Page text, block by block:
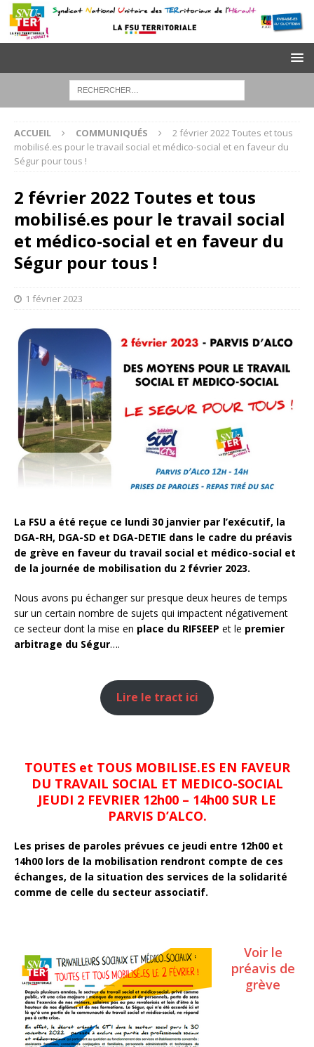
ACCUEIL COMMUNIQUÉS
2 février 2022 Toutes et tous
mobilisé.es pour le travail social et médico-social et en faveur du
Ségur pour tous !
2 février 2022 Toutes et tous
mobilisé.es pour le travail social
et médico-social et en faveur du
Ségur pour tous !
1 février 2023
La FSU a été reçue ce lundi 30 janvier par l’exécutif, la
DGA-RH, DGA-SD et DGA-DETIE dans le cadre du préavis
de grève en faveur du travail social et médico-social et
de la journée de mobilisation du 2 février 2023.
Nous avons pu échanger sur presque deux heures de temps
sur un certain nombre de sujets qui impactent négativement
ce secteur dont la mise en place du RIFSEEP et le premier
arbitrage du Ségur….
Lire le tract ici
TOUTES et TOUS MOBILISE.ES EN FAVEUR
DU TRAVAIL SOCIAL ET MEDICO-SOCIAL
JEUDI 2 FEVRIER 12h00 – 14h00 SUR LE
PARVIS D’ALCO.
Les prises de paroles prévues ce jeudi entre 12h00 et
14h00 lors de la mobilisation rendront compte de ces
échanges, de la situation des services de la solidarité
comme de celle du secteur associatif.
Voir le
préavis de
grève